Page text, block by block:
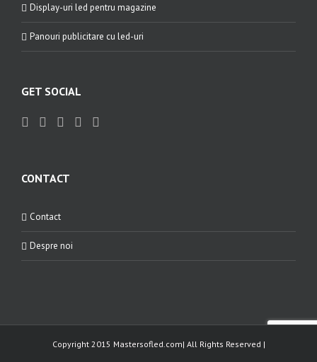
Display-uri led pentru magazine
Panouri publicitare cu led-uri
GET SOCIAL
CONTACT
Contact
Despre noi
Copyright 2015 Mastersofled.com| All Rights Reserved |